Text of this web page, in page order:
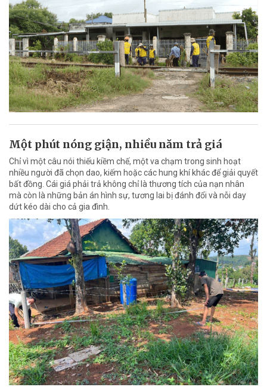
Một phút nóng giận, nhiều năm trả giá
Chỉ vì một câu nói thiếu kiềm chế, một va chạm trong sinh hoạt
nhiều người đã chọn dao, kiếm hoặc các hung khí khác để giải quyết
bất đồng. Cái giá phải trả không chỉ là thương tích của nạn nhân
mà còn là những bản án hình sự, tương lai bị đánh đổi và nỗi day
dứt kéo dài cho cả gia đình.